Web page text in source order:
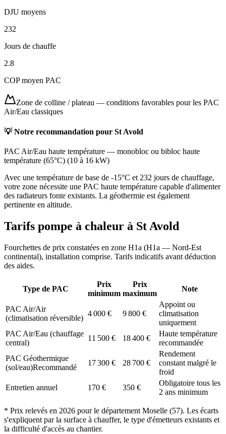
DJU moyens
232
Jours de chauffe
2.8
COP moyen PAC
Zone de colline / plateau — conditions favorables pour les PAC
Air/Eau classiques
💡 Notre recommandation pour St Avold
PAC Air/Eau haute température — monobloc ou bibloc haute
température (65°C) (10 à 16 kW)
Avec une température de base de -15°C et 232 jours de chauffage,
votre zone nécessite une PAC haute température capable d'alimenter
des radiateurs fonte existants. La géothermie est également
pertinente en altitude.
Tarifs pompe à chaleur à St Avold
Fourchettes de prix constatées en zone H1a (H1a — Nord-Est
continental), installation comprise. Tarifs indicatifs avant déduction
des aides.
Type de PAC
Prix
minimum
Prix
maximum
Note
PAC Air/Air
(climatisation réversible)
4 000 € 9 800 €
Appoint ou
climatisation
uniquement
PAC Air/Eau (chauffage
central)
11 500 € 18 400 €
Haute température
recommandée
PAC Géothermique
(sol/eau)Recommandé
17 300 € 28 700 €
Rendement
constant malgré le
froid
Entretien annuel
170 € 350 €
Obligatoire tous les
2 ans minimum
* Prix relevés en 2026 pour le département Moselle (57). Les écarts
s'expliquent par la surface à chauffer, le type d'émetteurs existants et
la difficulté d'accès au chantier.